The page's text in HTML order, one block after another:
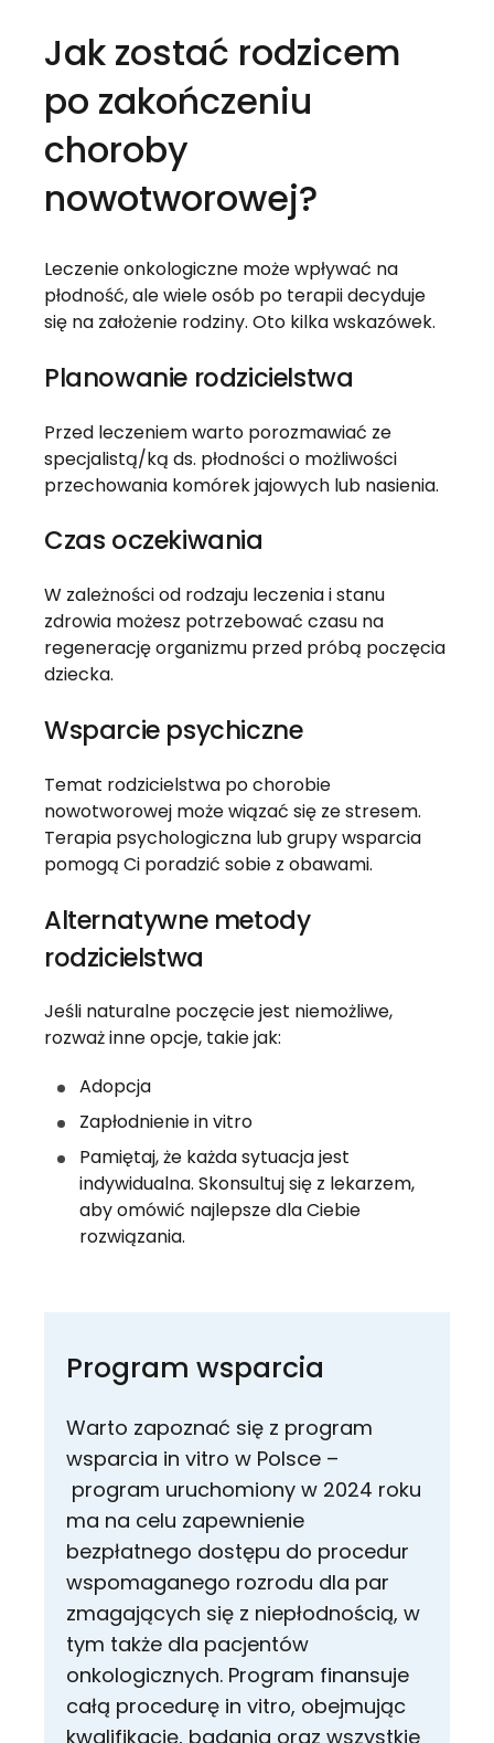
Jak zostać rodzicem
po zakończeniu
choroby
nowotworowej?
Leczenie onkologiczne może wpływać na
płodność, ale wiele osób po terapii decyduje
się na założenie rodziny. Oto kilka wskazówek.
Planowanie rodzicielstwa
Przed leczeniem warto porozmawiać ze
specjalistą/ką ds. płodności o możliwości
przechowania komórek jajowych lub nasienia.
Czas oczekiwania
W zależności od rodzaju leczenia i stanu
zdrowia możesz potrzebować czasu na
regenerację organizmu przed próbą poczęcia
dziecka.
Wsparcie psychiczne
Temat rodzicielstwa po chorobie
nowotworowej może wiązać się ze stresem.
Terapia psychologiczna lub grupy wsparcia
pomogą Ci poradzić sobie z obawami.
Alternatywne metody
rodzicielstwa
Jeśli naturalne poczęcie jest niemożliwe,
rozważ inne opcje, takie jak:
Adopcja
Zapłodnienie in vitro
Pamiętaj, że każda sytuacja jest
indywidualna. Skonsultuj się z lekarzem,
aby omówić najlepsze dla Ciebie
rozwiązania.
Program wsparcia
Warto zapoznać się z program
wsparcia in vitro w Polsce –
program uruchomiony w 2024 roku
ma na celu zapewnienie
bezpłatnego dostępu do procedur
wspomaganego rozrodu dla par
zmagających się z niepłodnością, w
tym także dla pacjentów
onkologicznych. Program finansuje
całą procedurę in vitro, obejmując
kwalifikację, badania oraz wszystkie